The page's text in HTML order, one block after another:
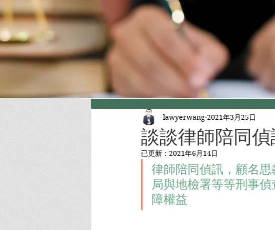
談談律師陪同偵
lawyerwang 2021年3月25日
已更新： 2021年6月14日
律師陪同偵訊，顧名
局與地檢署等等刑事
障權益